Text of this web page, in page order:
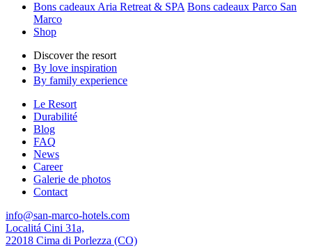
Bons cadeaux Aria Retreat & SPA Bons cadeaux Parco San
Marco
Shop
Discover the resort
By love inspiration
By family experience
Le Resort
Durabilité
Blog
FAQ
News
Career
Galerie de photos
Contact
info@san-marco-hotels.com
Localitá Cini 31a,
22018 Cima di Porlezza (CO)